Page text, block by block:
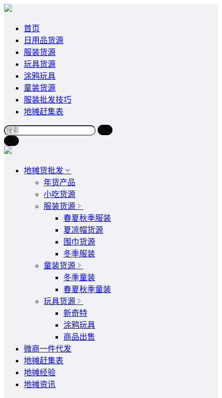
首页
日用品货源
服装货源
玩具货源
涂鸦玩具
童装货源
服装批发技巧
地摊赶集表
地摊货批发
年货产品
小吃货源
服装货源
春夏秋季服装
夏凉帽货源
围巾货源
冬季服装
童装货源
冬季童装
春夏秋季童装
玩具货源
新奇特
涂鸦玩具
商品出售
微商一件代发
地摊赶集表
地摊经验
地摊资讯